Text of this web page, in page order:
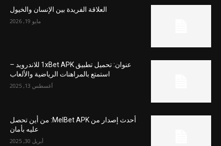
العلاقة الفريدة بين الإنسان والخيول
مايو 19, 2026
عنوان: تحميل تطبيق 1xBet APK للاندرويد –
استمتع بالمراهنات الرياضية والألعاب
أغسطس 13, 2025
أحدث إصدار من MelBet APK: من أين تحصل
عليه بأمان
أبريل 30, 2025